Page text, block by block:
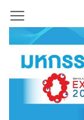
Skip
content